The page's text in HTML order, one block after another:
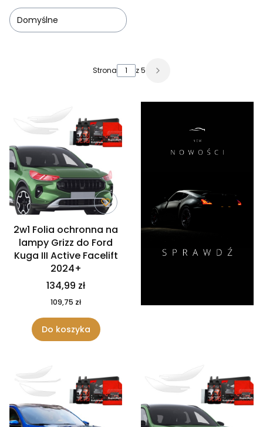
Domyślne
Strona z 5
2w1 Folia ochronna na
lampy Grizz do Ford
Kuga III Active Facelift
2024+
134,99 zł
109,75 zł
Do koszyka